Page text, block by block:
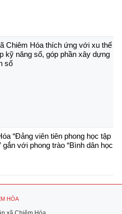
Chiêm Hóa thích ứng với xu thế
kỹ năng số, góp phần xây dựng
số
“Đảng viên tiên phong học tập
gắn với phong trào “Bình dân học
HÓA